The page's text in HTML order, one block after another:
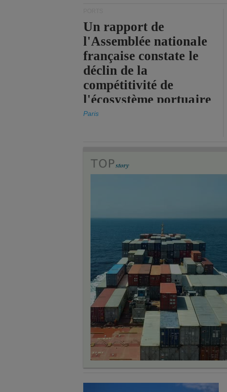
Un rapport de
l'Assemblée nationale
française constate le
déclin de la
compétitivité de
l'écosystème portuaire
de l'État.
Paris